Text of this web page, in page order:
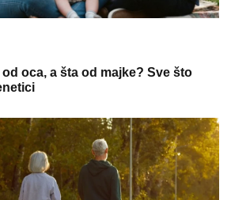
oca, a šta od majke? Sve što